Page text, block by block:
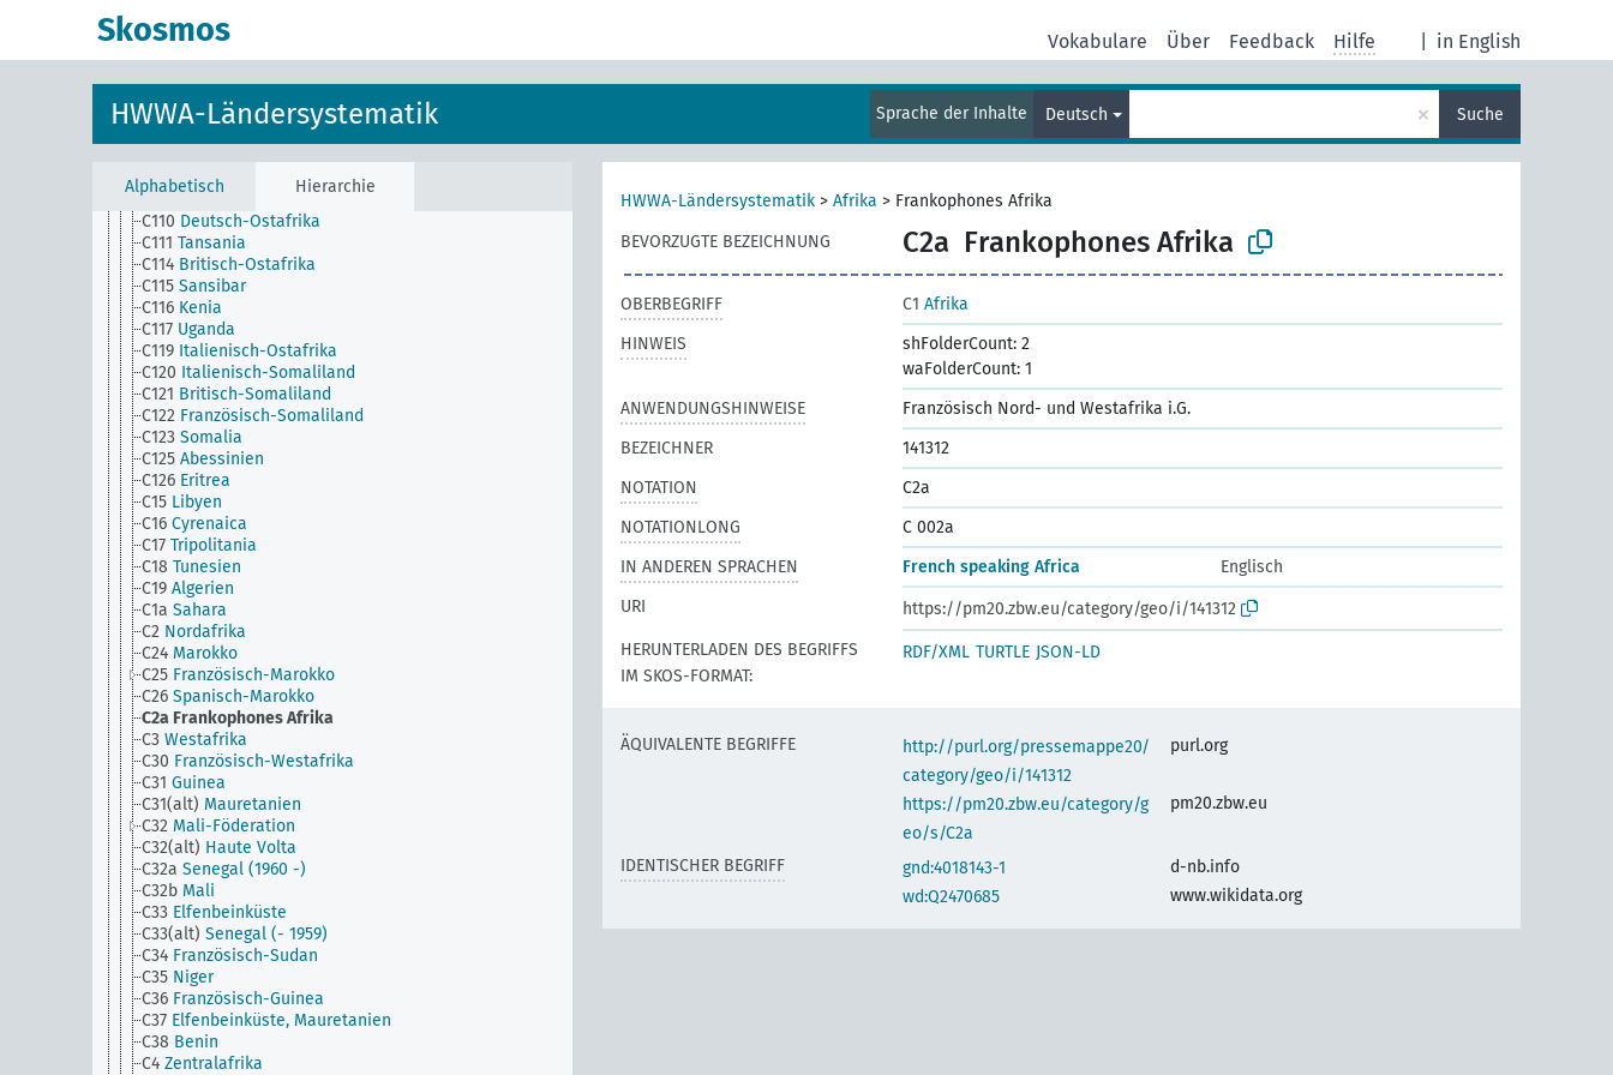
Skosmos in English
Vokabulare Über Feedback Hilfe
HWWA-Ländersystematik Sprache der Inhalte Deutsch × Suche
Alphabetisch Hierarchie
C10 Ägypten
C103 Reunion
Französische Süd-und Antarktisgebiete
C106 Seychellen
C11
C110 Deutsch-Ostafrika
C111 Tansania
C114 Britisch-Ostafrika
C115 Sansibar
C116 Kenia
C117 Uganda
C119 Italienisch-Ostafrika
C120 Italienisch-Somaliland
C121 Britisch-Somaliland
C122 Französisch-Somaliland
C123 Somalia
C125 Abessinien
C126 Eritrea
C15 Libyen
C16 Cyrenaica
C17 Tripolitania
C18 Tunesien
C19 Algerien
C1a Sahara
C2 Nordafrika
C24 Marokko
C25 Französisch-Marokko
C26 Spanisch-Marokko
C2a Frankophones Afrika
C3 Westafrika
C30 Französisch-Westafrika
C31 Guinea
C31(alt) Mauretanien
C32 Mali-Föderation
C32(alt) Haute Volta
C32a Senegal (1960 -)
C32b Mali
C33 Elfenbeinküste
C33(alt) Senegal (- 1959)
C34 Französisch-Sudan
C35 Niger
C36 Französisch-Guinea
C37 Elfenbeinküste, Mauretanien
C38 Benin
C4 Zentralafrika
HWWA-Ländersystematik > Afrika > Frankophones Afrika
BEVORZUGTE BEZEICHNUNG
C2a Frankophones Afrika
OBERBEGRIFF C1 Afrika
HINWEIS
shFolderCount: 2
waFolderCount: 1
ANWENDUNGSHINWEISE
Französisch Nord- und Westafrika i.G.
BEZEICHNER
141312
NOTATION
C2a
NOTATIONLONG
C 002a
IN ANDEREN SPRACHEN
French speaking Africa
Englisch
URI
https://pm20.zbw.eu/category/geo/i/141312
HERUNTERLADEN DES BEGRIFFS
IM SKOS-FORMAT:
RDF/XML TURTLE JSON-LD
ÄQUIVALENTE BEGRIFFE
http://purl.org/pressemappe20/
category/geo/i/141312
purl.org
https://pm20.zbw.eu/category/g
eo/s/C2a
pm20.zbw.eu
IDENTISCHER BEGRIFF gnd:4018143-1
d-nb.info
wd:Q2470685
www.wikidata.org